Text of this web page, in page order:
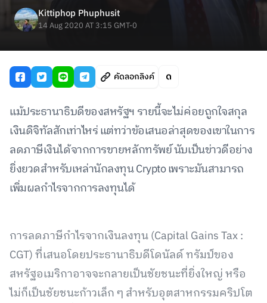
Kittiphop Phuphusit
14 Aug 2020 AT 3:15 GMT-0
คัดลอกลิงค์
แม้ประธานาธิบดีของสหรัฐฯ รายนี้จะไม่ค่อยถูกใจสกุล
เงินดิจิทัลสักเท่าไหร่ แต่ทว่าข้อเสนอล่าสุดของเขาในการ
ลดภาษีเงินได้จากการขายหลักทรัพย์ นับเป็นข่าวดีอย่าง
ยิ่งยวดสำหรับเหล่านักลงทุน Crypto เพราะมันสามารถ
เพิ่มผลกำไรจากการลงทุนได้
การลดภาษีกำไรจากเงินลงทุน (Capital Gains Tax :
CGT) ที่เสนอโดยประธานาธิบดีโดนัลด์ ทรัมป์ของ
สหรัฐอเมริกาอาจจะกลายเป็นชัยชนะที่ยิ่งใหญ่ หรือ
ไม่ก็เป็นชัยชนะก้าวเล็ก ๆ สำหรับอุตสาหกรรมคริปโต